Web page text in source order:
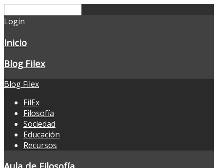
Login
Inicio
Blog Filex
Blog Filex
FilEx
Filosofía
Sociedad
Educación
Recursos